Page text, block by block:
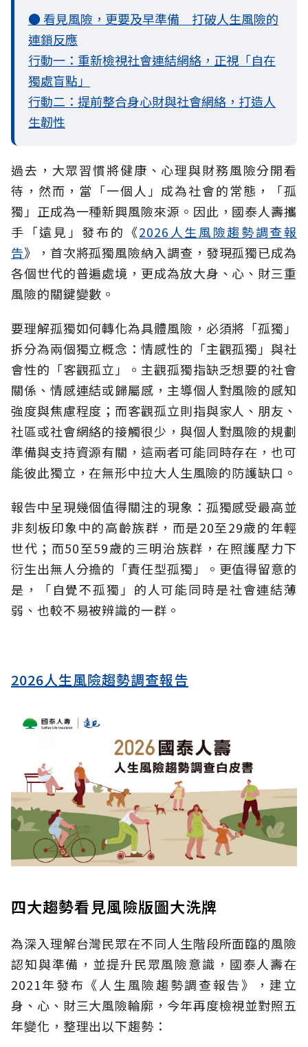
● 看見風險，更要及早準備 打破人生風險的
連鎖反應
行動一：重新檢視社會連結網絡，正視「自在
獨處盲點」
行動二：提前整合身心財與社會網絡，打造人
生韌性
過去，大眾習慣將健康、心理與財務風險分開看
待，然而，當「一個人」成為社會的常態，「孤
獨」正成為一種新興風險來源。因此，國泰人壽攜
手「遠見」發布的《2026人生風險趨勢調查報
告》，首次將孤獨風險納入調查，發現孤獨已成為
各個世代的普遍處境，更成為放大身、心、財三重
風險的關鍵變數。
要理解孤獨如何轉化為具體風險，必須將「孤獨」
拆分為兩個獨立概念：情感性的「主觀孤獨」與社
會性的「客觀孤立」。主觀孤獨指缺乏想要的社會
關係、情感連結或歸屬感，主導個人對風險的感知
強度與焦慮程度；而客觀孤立則指與家人、朋友、
社區或社會網絡的接觸很少，與個人對風險的規劃
準備與支持資源有關，這兩者可能同時存在，也可
能彼此獨立，在無形中拉大人生風險的防護缺口。
報告中呈現幾個值得關注的現象：孤獨感受最高並
非刻板印象中的高齡族群，而是20至29歲的年輕
世代；而50至59歲的三明治族群，在照護壓力下
衍生出無人分擔的「責任型孤獨」。更值得留意的
是，「自覺不孤獨」的人可能同時是社會連結薄
弱、也較不易被辨識的一群。
2026人生風險趨勢調查報告
四大趨勢看見風險版圖大洗牌
為深入理解台灣民眾在不同人生階段所面臨的風險
認知與準備，並提升民眾風險意識，國泰人壽在
2021年發布《人生風險趨勢調查報告》，建立
身、心、財三大風險輪廓，今年再度檢視並對照五
年變化，整理出以下趨勢：